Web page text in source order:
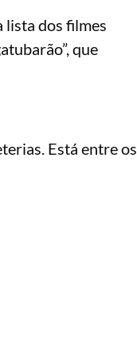
lista dos filmes
que
Está entre os